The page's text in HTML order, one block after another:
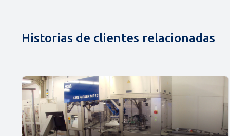
Historias de clientes relacionadas